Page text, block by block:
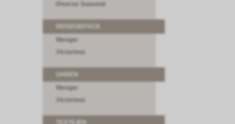
Diverse Souvenir
REISEGEPÄCK
Wenger
Victorinox
Wenger
Victorinox